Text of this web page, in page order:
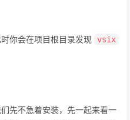
你会在项目根目录发现 vsix
先不急着安装，先一起来看一